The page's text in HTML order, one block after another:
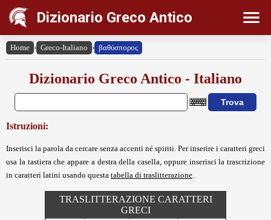
Dizionario Greco Antico
Home › Greco-Italiano › βαθύσπορος
Dizionario Greco Antico - Italiano
Istruzioni:
Inserisci la parola da cercare senza accenti né spiriti. Per inserire i caratteri greci
usa la tastiera che appare a destra della casella, oppure inserisci la trascrizione
in caratteri latini usando questa tabella di traslitterazione
TRASLITTERAZIONE CARATTERI
GRECI